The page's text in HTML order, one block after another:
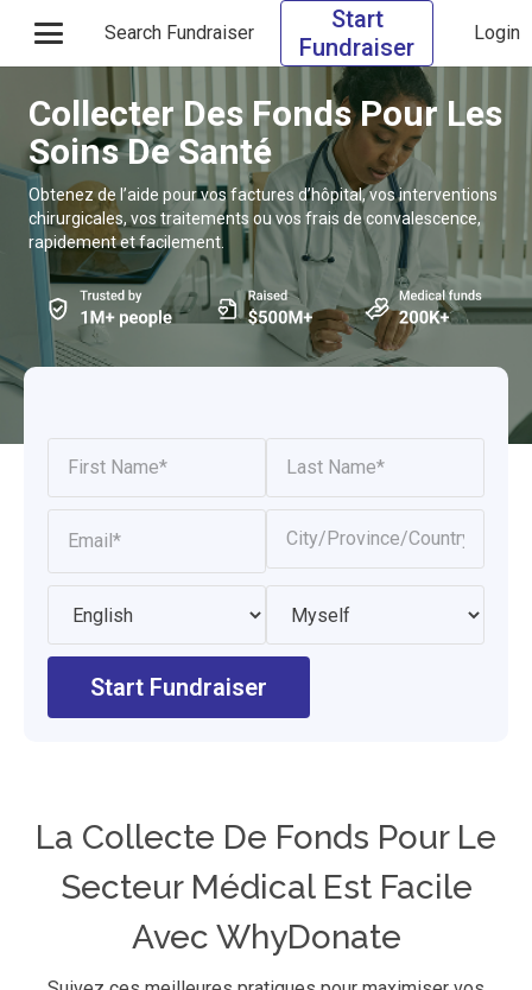
Search Fundraiser
Start
Fundraiser
Login
Collecter Des Fonds Pour Les
Soins De Santé
Obtenez de l’aide pour vos factures d’hôpital, vos interventions
chirurgicales, vos traitements ou vos frais de convalescence,
rapidement et facilement.
Start Fundraiser
La Collecte De Fonds Pour Le
Secteur Médical Est Facile
Avec WhyDonate